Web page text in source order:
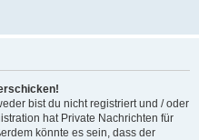
bist du nicht registriert und / oder
hat Private Nachrichten für
könnte es sein, dass der